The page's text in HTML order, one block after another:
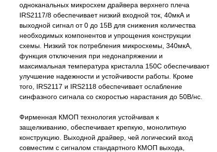
одноканальных микросхем драйвера верхнего плеча
IRS2117/8 обеспечивает низкий входной ток, 40мкА и
выходной сигнал от 0 до 15В для снижения количества
необходимых компонентов и упрощения конструкции
схемы. Низкий ток потребления микросхемы, 340мкА,
функция отключения при недонапряжении и
максимальная температура кристалла 150С обеспечивают
улучшение надежности и устойчивости работы. Кроме
того, IRS2117 и IRS2118 обеспечивает ослабление
синфазного сигнала со скоростью нарастания до 50В/нс.
Фирменная КМОП технология устойчивая к
защелкиванию, обеспечивает крепкую, монолитную
конструкцию. Выходной драйвер, чей логический вход
совместим с сигналом стандартного КМОП выхода,